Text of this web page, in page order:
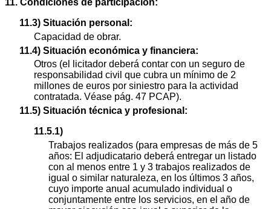
11. Condiciones de participación:
11.3) Situación personal:
Capacidad de obrar.
11.4) Situación económica y financiera:
Otros (el licitador deberá contar con un seguro de
responsabilidad civil que cubra un mínimo de 2
millones de euros por siniestro para la actividad
contratada. Véase pág. 47 PCAP).
11.5) Situación técnica y profesional:
11.5.1)
Trabajos realizados (para empresas de más de 5
años: El adjudicatario deberá entregar un listado
con al menos entre 1 y 3 trabajos realizados de
igual o similar naturaleza, en los últimos 3 años,
cuyo importe anual acumulado individual o
conjuntamente entre los servicios, en el año de